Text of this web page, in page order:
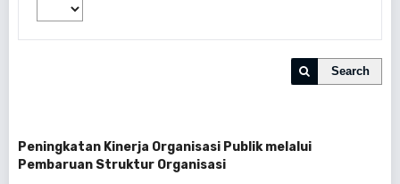
Search
Peningkatan Kinerja Organisasi Publik melalui
Pembaruan Struktur Organisasi